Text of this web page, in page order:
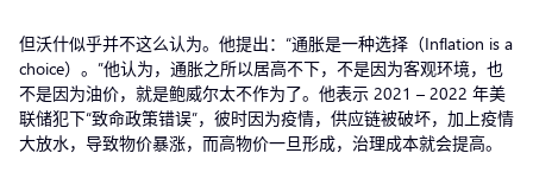
但沃什似乎并不这么认为。他提出：“通胀是一种选择（Inflation is a
choice）。”他认为，通胀之所以居高不下，不是因为客观环境，也
不是因为油价，就是鲍威尔太不作为了。他表示 2021 – 2022 年美
联储犯下“致命政策错误”，彼时因为疫情，供应链被破坏，加上疫情
大放水，导致物价暴涨，而高物价一旦形成，治理成本就会提高。